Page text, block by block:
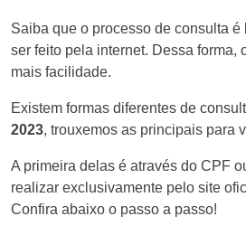
Saiba que o processo de consulta
ser feito pela internet. Dessa forma,
mais facilidade.
Existem formas diferentes de
2023, trouxemos as principais para
A primeira delas é através do CPF
realizar exclusivamente pelo site
Confira abaixo o passo a passo!